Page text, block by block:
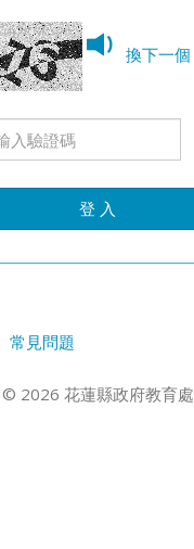
換下一個
登 入
常見問題
© 2026 花蓮縣政府教育處